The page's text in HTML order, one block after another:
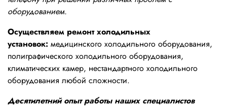
оборудованием.
Осуществляем ремонт холодильных
установок: медицинского холодильного оборудования,
полиграфического холодильного оборудования,
климатических камер, нестандартного холодильного
оборудования любой сложности.
Десятилетний опыт работы наших специалистов